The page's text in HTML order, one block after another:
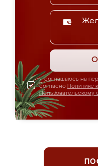
Я соглашаюсь на
согласно Политике
Пользовательскому